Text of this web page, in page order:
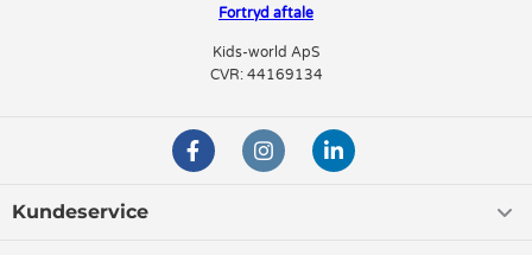
Fortryd aftale
Kids-world ApS
CVR: 44169134
Kundeservice